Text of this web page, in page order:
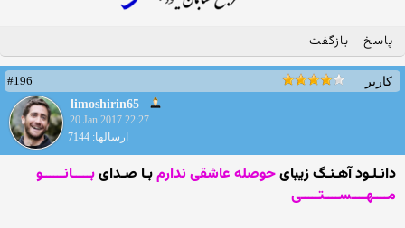
پاسخ بازگفت
کاربر
#196
limoshirin65
20 Jan 2017 22:27
ارسالها: 7144
دانـلـود آهـنـگ زیبایحوصله عاشقی ندارمبـا صـدایبـــــانــــــو
مــــهــــســــتـــــی